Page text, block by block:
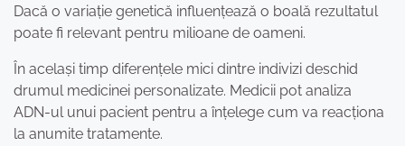
Dacă o variație genetică influențează o boală rezultatul
poate fi relevant pentru milioane de oameni.
În același timp diferențele mici dintre indivizi deschid
drumul medicinei personalizate. Medicii pot analiza
ADN-ul unui pacient pentru a înțelege cum va reacționa
la anumite tratamente.